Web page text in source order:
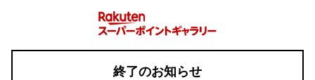
終了のお知らせ